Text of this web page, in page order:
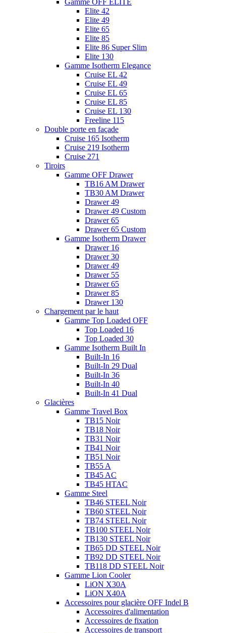
Gamme OFF ELITE
Elite 42
Elite 49
Elite 65
Elite 85
Elite 86 Super Slim
Elite 130
Gamme Isotherm Elegance
Cruise EL 42
Cruise EL 49
Cruise EL 65
Cruise EL 85
Cruise EL 130
Freeline 115
Double porte en façade
Cruise 165 Isotherm
Cruise 219 Isotherm
Cruise 271
Tiroirs
Gamme OFF Drawer
TB16 AM Drawer
TB30 AM Drawer
Drawer 49
Drawer 49 Custom
Drawer 65
Drawer 65 Custom
Gamme Isotherm Drawer
Drawer 16
Drawer 30
Drawer 49
Drawer 55
Drawer 65
Drawer 85
Drawer 130
Chargement par le haut
Gamme Top Loaded OFF
Top Loaded 16
Top Loaded 30
Gamme Isotherm Built In
Built-In 16
Built-In 29 Dual
Built-In 36
Built-In 40
Built-In 41 Dual
Glacières
Gamme Travel Box
TB15 Noir
TB18 Noir
TB31 Noir
TB41 Noir
TB51 Noir
TB55 A
TB45 AC
TB45 HTAC
Gamme Steel
TB46 STEEL Noir
TB60 STEEL Noir
TB74 STEEL Noir
TB100 STEEL Noir
TB130 STEEL Noir
TB65 DD STEEL Noir
TB92 DD STEEL Noir
TB118 DD STEEL Noir
Gamme Lion Cooler
LiON X30A
LiON X40A
Accessoires pour glacière OFF Indel B
Accessoires d'alimentation
Accessoires de fixation
Accessoires de transport